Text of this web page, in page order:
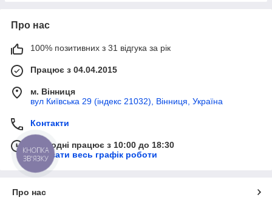
Про нас
100% позитивних з 31 відгука за рік
Працює з 04.04.2015
м. Вінниця
вул Київська 29 (індекс 21032), Вінниця, Україна
Контакти
Сьогодні працює з 10:00 до 18:30
Показати весь графік роботи
Про нас
КНОПКА
ЗВ'ЯЗКУ